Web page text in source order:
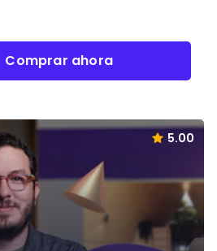
Comprar ahora
5.00